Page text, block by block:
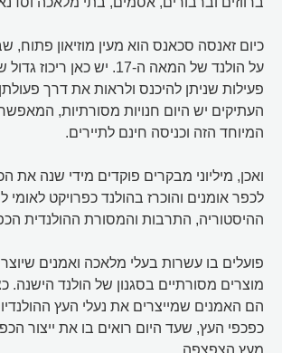
כיום זאנסה סכאנס הוא מעין מוזיאון פתוח,
על הולנד של המאה ה-17. יש כאן
פעילות שניתן להיכנס ולראות את דרך
העתיקים יש היום חנויות מסורתיות,
המיוחד הזה וכניסה חינם לתיירים.
ואכן, מיליוני מבקרים פוקדים מידי שנה את
לכפר אומנים והוכרז בהולנד כפרויקט לאומי
ההיסטוריה, התרבות והמסורת ההולנדית
פועלים בו עשרות בעלי מלאכה ואמנים
מוצרים מסורתיים בסגנון של הולנד הישנה.
הם האמנים שמייצרים את נעלי העץ
כפכפי העץ, שעד היום רואים בו את ייצור
מעץ הצפצפה.